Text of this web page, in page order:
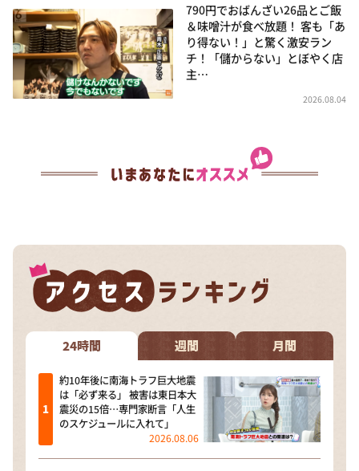
790円でおばんざい26品とご飯
＆味噌汁が食べ放題！ 客も「あ
り得ない！」と驚く激安ラン
チ！「儲からない」とぼやく店
主…
2026.08.04
24時間 週間 月間
約10年後に南海トラフ巨大地震
は「必ず来る」 被害は東日本大
震災の15倍…専門家断言「人生
のスケジュールに入れて」
2026.08.06